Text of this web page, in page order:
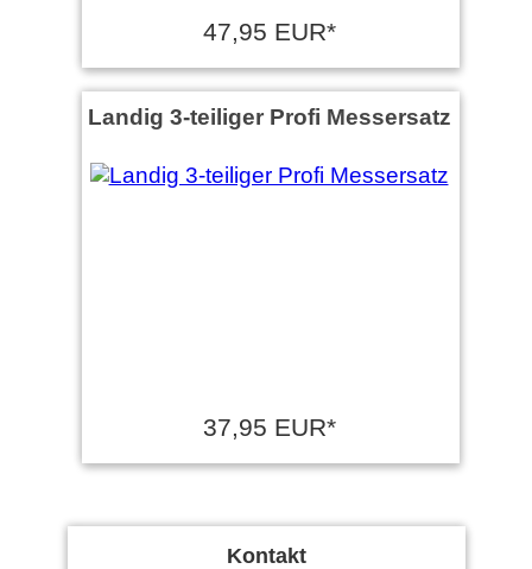
47,95 EUR*
Landig 3-teiliger Profi Messersatz
37,95 EUR*
Kontakt